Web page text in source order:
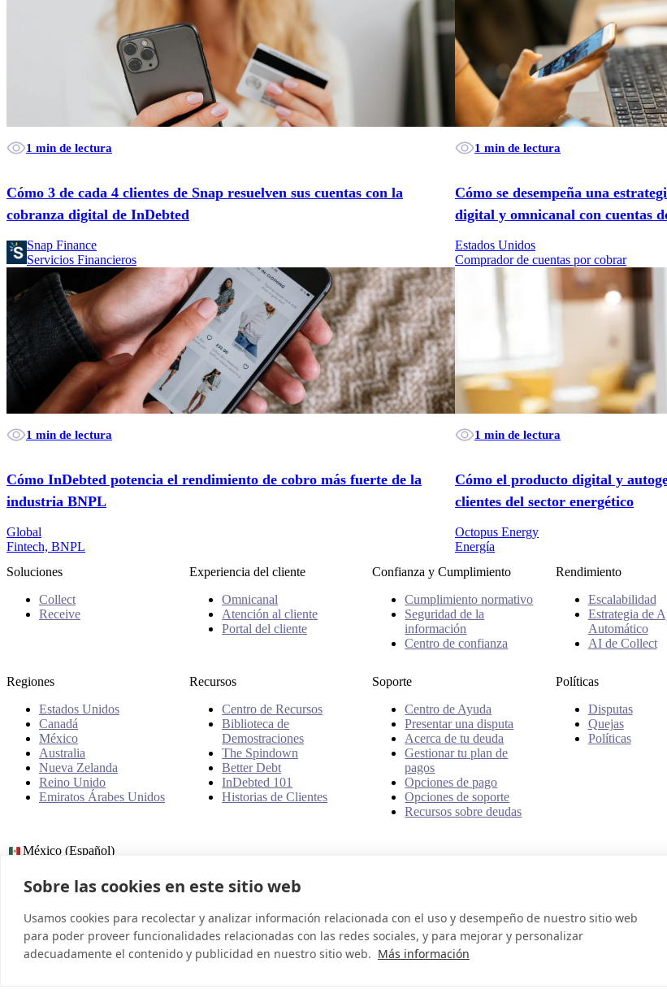
1 min de lectura
Cómo 3 de cada 4 clientes de Snap resuelven sus cuentas con la
cobranza digital de InDebted
Snap Finance
Servicios Financieros
1 min de lectura
Cómo se desempeña una
digital y omnicanal con cuentas
Estados Unidos
Comprador de cuentas por cobrar
1 min de lectura
Cómo InDebted potencia el rendimiento de cobro más fuerte de la
industria BNPL
Global
Fintech, BNPL
1 min de lectura
Cómo el producto digital y
clientes del sector energético
Octopus Energy
Energía
Soluciones
Collect
Receive
Experiencia del cliente
Omnicanal
Atención al cliente
Portal del cliente
Confianza y Cumplimiento
Cumplimiento normativo
Seguridad de la
información
Centro de confianza
Rendimiento
Escalabilidad
Estrategia de
Automático
AI de Collect
Regiones
Estados Unidos
Canadá
México
Australia
Nueva Zelanda
Reino Unido
Emiratos Árabes Unidos
Recursos
Centro de Recursos
Biblioteca de
Demostraciones
The Spindown
Better Debt
InDebted 101
Historias de Clientes
Soporte
Centro de Ayuda
Presentar una disputa
Acerca de tu deuda
Gestionar tu plan de
pagos
Opciones de pago
Opciones de soporte
Recursos sobre deudas
Políticas
Disputas
Quejas
Políticas
México (Español)
© 2026 InDebted Holdings Pty Ltd
Sobre las cookies en este sitio web
Usamos cookies para recolectar y analizar información relacionada con el uso y desempeño de nuestro sitio web
para poder proveer funcionalidades relacionadas con las redes sociales, y para mejorar y personalizar
adecuadamente el contenido y publicidad en nuestro sitio web. Más información